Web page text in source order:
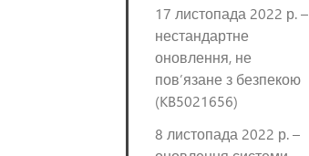
17 листопада 2022 р. –
нестандартне
оновлення, не
пов’язане з безпекою
(KB5021656)
8 листопада 2022 р. –